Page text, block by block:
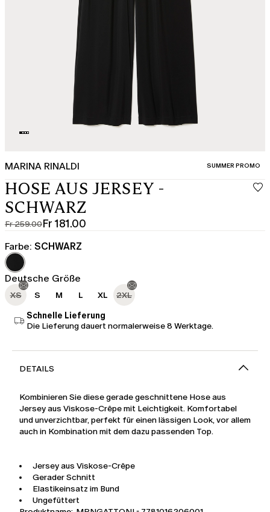
MARINA RINALDI KATEGORIE:
SUMMER PROMO
HOSE AUS JERSEY -
SCHWARZ
Fr 259.00
Ursprünglicher
Preis
Fr
259.00
Fr 181.00
Aktueller
Preis
Fr
181.00
Farbe: SCHWARZ
Deutsche Größe
XS S M L XL 2XL
Schnelle Lieferung
Die Lieferung dauert normalerweise 8 Werktage.
DETAILS
Kombinieren Sie diese gerade geschnittene Hose aus
Jersey aus Viskose-Crêpe mit Leichtigkeit. Komfortabel
und unverzichtbar, perfekt für einen lässigen Look, vor allem
auch in Kombination mit dem dazu passenden Top.
Jersey aus Viskose-Crêpe
Gerader Schnitt
Elastikeinsatz im Bund
Ungefüttert